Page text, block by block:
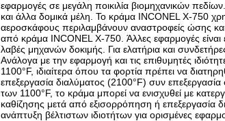
εφαρμογές σε μεγάλη ποικιλία βιομηχανικών
και άλλα δομικά μέλη. Το κράμα INCONEL X-750
αεροσκάφους περιλαμβάνουν αναστροφείς ώσης
από κράμα INCONEL X-750. Άλλες εφαρμογές είναι
λαβές μηχανών δοκιμής. Για ελατήρια και
Ανάλογα με την εφαρμογή και τις επιθυμητές
1100°F, ιδιαίτερα όπου τα φορτία πρέπει να
επεξεργασία διαλύματος (2100°F) συν
των 1100°F, το κράμα μπορεί να ενισχυθεί με
καθίζησης μετά από εξισορρόπηση ή επεξεργασία
ανάπτυξη βέλτιστων ιδιοτήτων για ορισμένες